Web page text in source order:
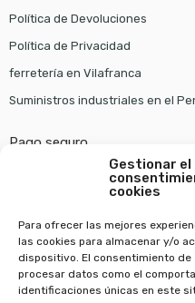
Gestionar el
cookies
Para ofrecer las mejores
las cookies para almacenar y/o
dispositivo. El consentimiento
procesar datos como el
identificaciones únicas en este
Política de Devoluciones
Política de Privacidad
ferretería en Vilafranca
Suministros industriales en el
Pago seguro